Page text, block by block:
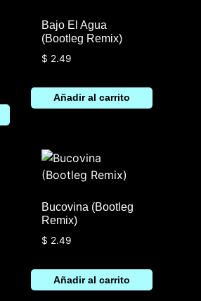
Bajo El Agua
(Bootleg Remix)
$ 2.49
Añadir al carrito
Bucovina (Bootleg
Remix)
$ 2.49
Añadir al carrito